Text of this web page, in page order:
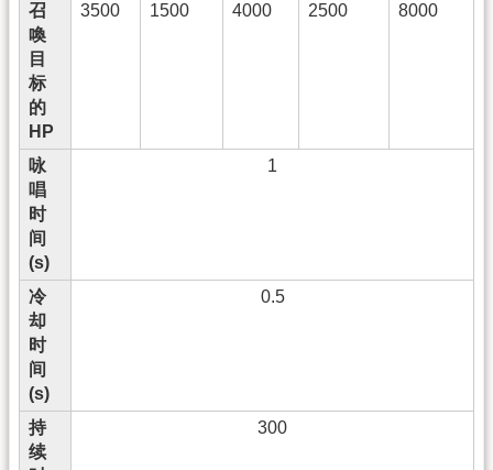
召
喚
目
标
的
HP
3500 1500 4000 2500 8000
咏
唱
时
间
(s)
1
冷
却
时
间
(s)
0.5
持
续
300